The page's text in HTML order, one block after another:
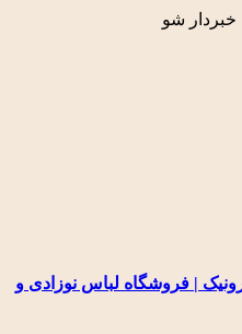
خبردار شو
| فروشگاه لباس نوزادی و